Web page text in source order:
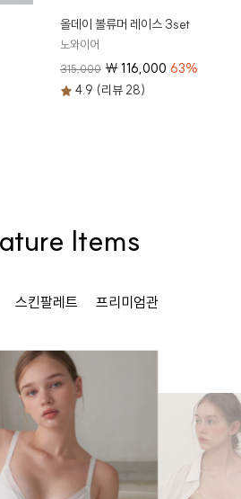
올데이 볼류머 레이스 3set
노와이어
315,000 ₩116,000 63%
4.9 (리뷰 28)
Items
스킨팔레트 프리미엄관